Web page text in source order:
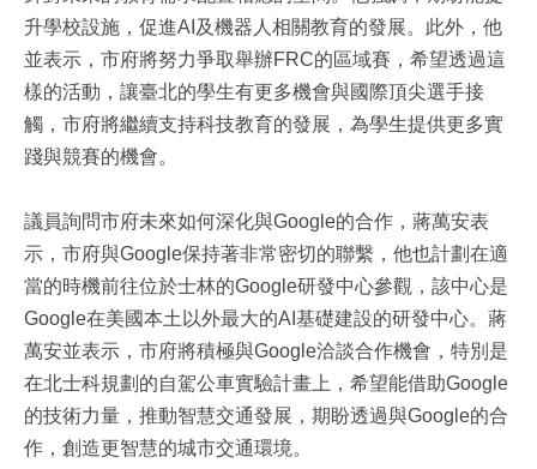
升學校設施，促進AI及機器人相關教育的發展。此外，他
並表示，市府將努力爭取舉辦FRC的區域賽，希望透過這
樣的活動，讓臺北的學生有更多機會與國際頂尖選手接
觸，市府將繼續支持科技教育的發展，為學生提供更多實
踐與競賽的機會。
議員詢問市府未來如何深化與Google的合作，蔣萬安表
示，市府與Google保持著非常密切的聯繫，他也計劃在適
當的時機前往位於士林的Google研發中心參觀，該中心是
Google在美國本土以外最大的AI基礎建設的研發中心。蔣
萬安並表示，市府將積極與Google洽談合作機會，特別是
在北士科規劃的自駕公車實驗計畫上，希望能借助Google
的技術力量，推動智慧交通發展，期盼透過與Google的合
作，創造更智慧的城市交通環境。